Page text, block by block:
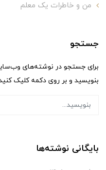
من و خاطرات یک معلم
جستجو
برای جستجو در نوشته‌های
بنویسید و بر روی دکمه کلیک
بایگانی نوشته‌ها